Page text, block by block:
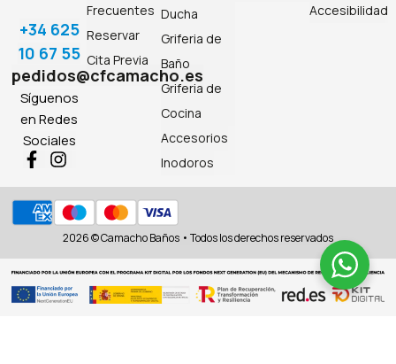
+34 625
10 67 55
pedidos@cfcamacho.es
Síguenos
en Redes
Sociales
Frecuentes
Reservar
Cita Previa
Ducha
Griferia de
Baño
Griferia de
Cocina
Accesorios
Inodoros
Accesibilidad
2026 © Camacho Baños • Todos los derechos reservados